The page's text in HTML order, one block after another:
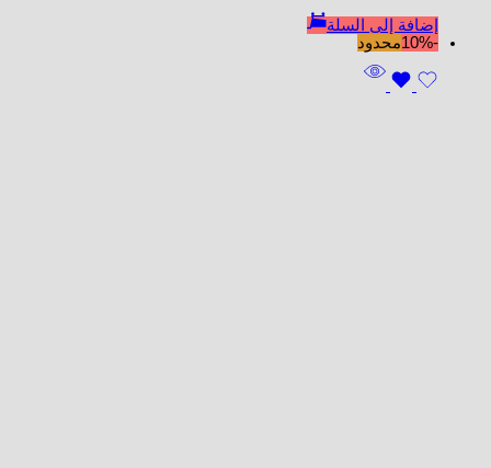
إضافة إلى السلة
-10%
محدود